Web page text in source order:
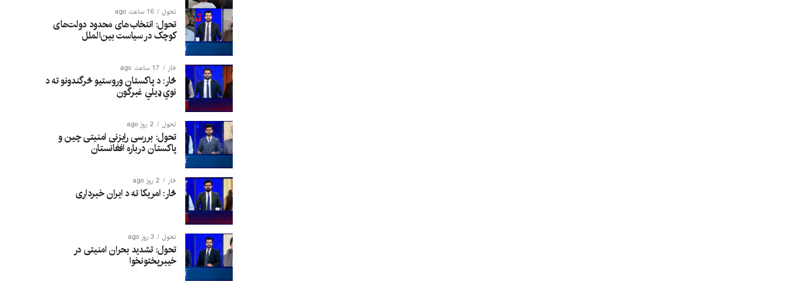
تحول 16 ساعت ago
تحول: انتخاب‌های محدود دولت‌های
کوچک در سیاست بین‌الملل
څار 17 ساعت ago
څار: د پاکستان وروستیو څرگندونو ته د
نوي ډیلي غبرگون
تحول 2 روز ago
تحول: بررسی رایزنی امنیتی چین و
پاکستان درباره افغانستان
څار 2 روز ago
څار: امریکا ته د ایران خبرداری
تحول 3 روز ago
تحول: تشدید بحران امنیتی در
خیبرپختونخوا